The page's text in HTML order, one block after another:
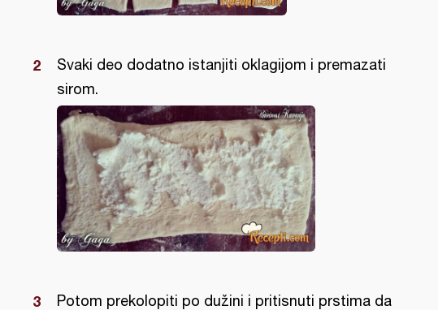
Svaki deo dodatno istanjiti oklagijom i premazati
sirom.
Potom prekolopiti po dužini i pritisnuti prstima da